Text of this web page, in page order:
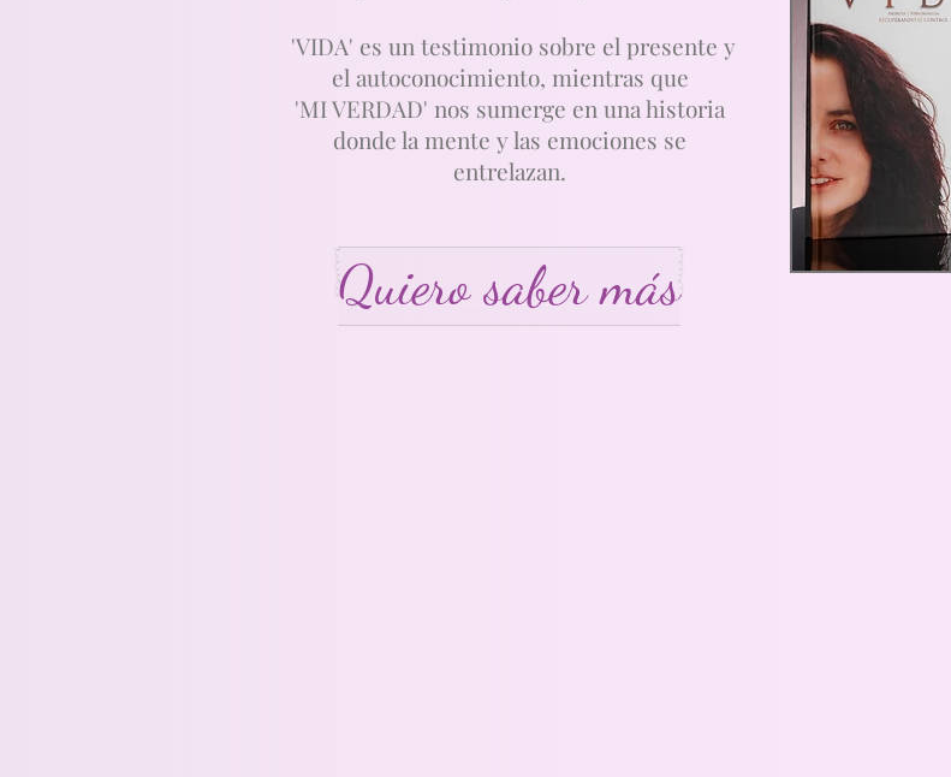
'VIDA' es un testimonio sobre el presente y
el autoconocimiento, mientras que
'MI VERDAD' nos sumerge en una historia
donde la mente y las emociones se
entrelazan.
Quiero saber más